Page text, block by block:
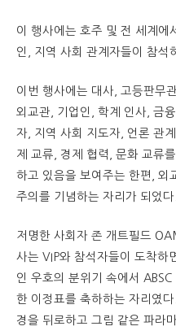
이 행사에는 호주 및 전 세계에
인, 지역 사회 관계자들이 참석
이번 행사에는 대사, 고등판무
외교관, 기업인, 학계 인사, 금
자, 지역 사회 지도자, 언론 관
제 교류, 경제 협력, 문화 교류
하고 있음을 보여주는 한편, 외
주의를 기념하는 자리가 되었다.
저명한 사회자 존 개트필드
사는 VIP와 참석자들이 도착하
인 우호의 분위기 속에서
한 이정표를 축하하는 자리였
경을 뒤로하고 그림 같은 파라